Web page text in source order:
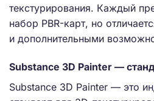
текстурирования. Каждый
набор PBR-карт, но
и дополнительными
Substance 3D Painter —
Substance 3D Painter — это